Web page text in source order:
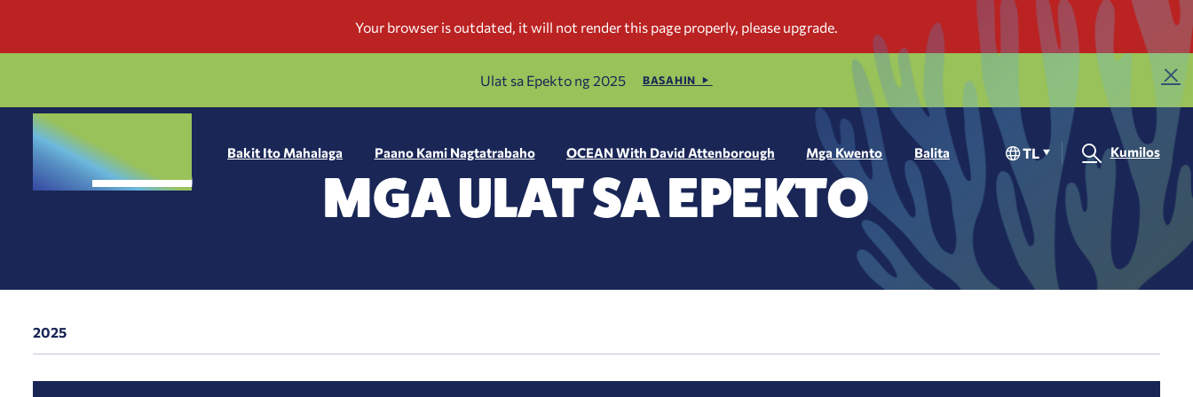
Ulat sa Epekto ng 2025 BASAHIN
Bakit Ito Mahalaga Paano Kami Nagtatrabaho OCEAN With David Attenborough Mga Kwento Balita TL Kumilos
MGA ULAT SA EPEKTO
2025